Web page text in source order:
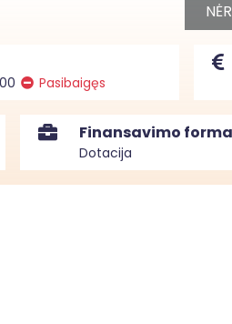
Pasibaigęs
Finansavimo forma
Dotacija